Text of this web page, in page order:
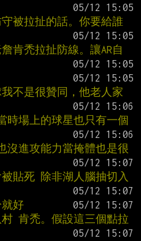
被拉扯的話。你要給誰
肯禿拉扯防線。讓AR自
不是很贊同，他老人家
時場上的球星也只有一個
沒進攻能力當掩體也是很
貼死 除非湖人腦抽切入
好
肯禿。假設這三個點拉